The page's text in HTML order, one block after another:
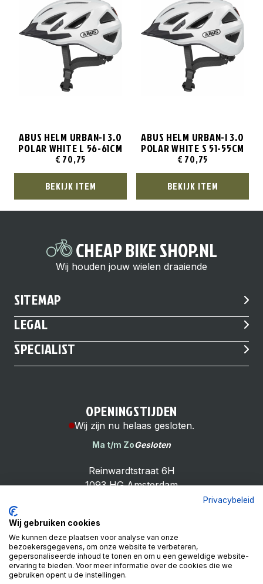
ABUS HELM URBAN-I 3.0
POLAR WHITE L 56-61CM
€ 70,75
BEKIJK ITEM
ABUS HELM URBAN-I 3.0
POLAR WHITE S 51-55CM
€ 70,75
BEKIJK ITEM
CHEAP BIKE SHOP.NL
Wij houden jouw wielen draaiende
SITEMAP
LEGAL
SPECIALIST
Cheap Bike Shop
4.9
Based on 99 reviews
OPENINGSTIJDEN
Wij zijn nu helaas gesloten.
Ma t/m ZoGesloten
Reinwardtstraat 6H
1093 HG Amsterdam
Privacybeleid
Wij gebruiken cookies
We kunnen deze plaatsen voor analyse van onze
bezoekersgegevens, om onze website te verbeteren,
gepersonaliseerde inhoud te tonen en om u een geweldige website-
ervaring te bieden. Voor meer informatie over de cookies die we
gebruiken opent u de instellingen.